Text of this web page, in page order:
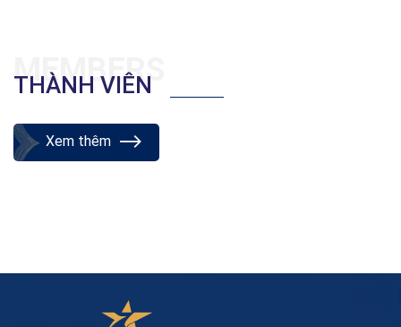
MEMBERS
THÀNH VIÊN
Xem thêm